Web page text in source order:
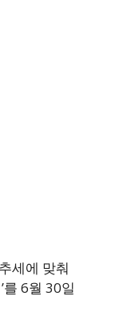
세에 맞춰
를 6월 30일